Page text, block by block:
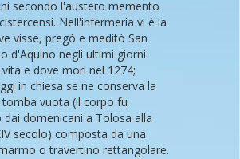
secondo l'austero memento
Nell'infermeria vi è la
visse, pregò e meditò San
d'Aquino negli ultimi giorni
vita e dove morì nel 1274;
in chiesa se ne conserva la
tomba vuota (il corpo fu
domenicani a Tolosa alla
secolo) composta da una
o travertino rettangolare.